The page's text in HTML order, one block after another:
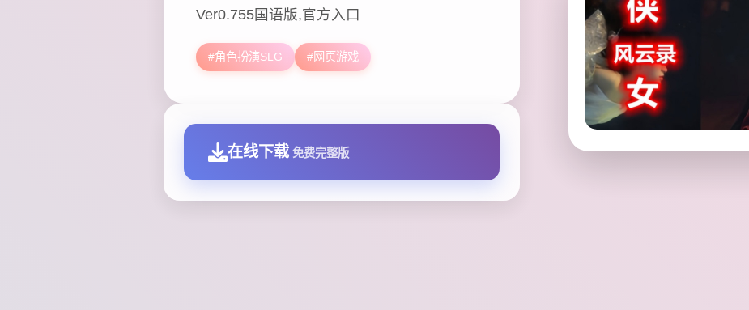
Ver0.755国语版,官方入口
#角色扮演SLG #网页游戏
在线下载 免费完整版